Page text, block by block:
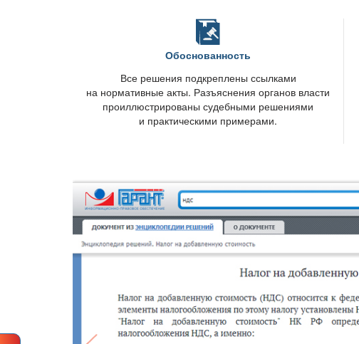
Обоснованность
се решения подкреплены ссылками
на нормативные акты. Разъяснения органов власти
проиллюстрированы судебными решениями
и практическими примерами.